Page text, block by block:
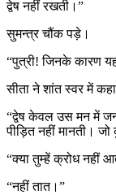
द्वेष नहीं रखती।”
सुमन्त्र चौंक पड़े।
“पुत्री! जिनके कारण
सीता ने शांत स्वर में
“द्वेष केवल उस मन में
पीड़ित नहीं मानती।
“क्या तुम्हें क्रोध नहीं
“नहीं तात।”